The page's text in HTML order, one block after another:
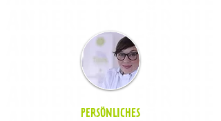
PERSÖNLICHES